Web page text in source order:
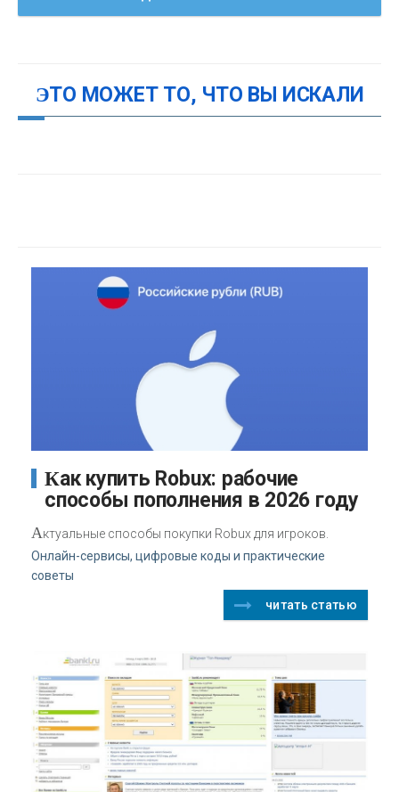
ЭТО МОЖЕТ ТО, ЧТО ВЫ ИСКАЛИ
Как купить Robux: рабочие
способы пополнения в 2026 году
Актуальные способы покупки Robux для игроков.
Онлайн-сервисы, цифровые коды и практические
советы
читать статью